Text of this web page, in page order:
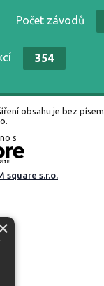
Počet závodů
354
obsahu je bez
s
square s.r.o.